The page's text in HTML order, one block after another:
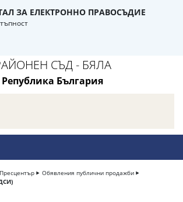
ЗА ЕЛЕКТРОННО ПРАВОСЪДИЕ
СЪД - БЯЛА
Република България
Пресцентър
Обявления публични продажби